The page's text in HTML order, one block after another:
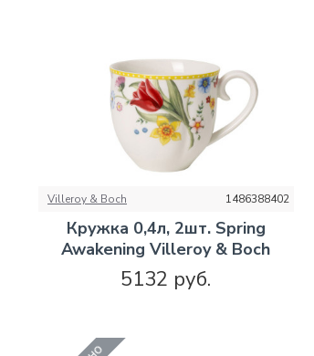
Villeroy & Boch 1486388402
Кружка 0,4л, 2шт. Spring
Awakening Villeroy & Boch
5132 руб.